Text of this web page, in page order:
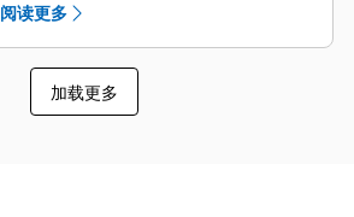
转子设计可快速清除切削室中的物
料，减少拖动，提高机器的整体效率
和降低燃油消耗，从而减少部件磨损
阅读更多
加载更多